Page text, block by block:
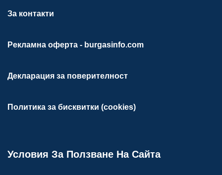
За контакти
Рекламна оферта - burgasinfo.com
Декларация за поверителност
Политика за бисквитки (cookies)
Условия За Ползване На Сайта